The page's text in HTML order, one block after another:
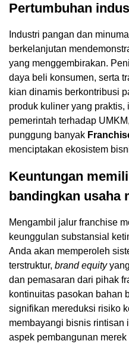
Pertumbuhan
Industri pangan dan
berkelanjutan
yang menggembirakan.
daya beli konsumen, serta
kian dinamis berkontribusi
produk kuliner yang
pemerintah terhadap
punggung banyak
menciptakan ekosistem
Keuntungan
bandingkan usaha
Mengambil jalur franchise
keunggulan substansial
Anda akan memperoleh
terstruktur, brand equity
dan pemasaran dari pihak
kontinuitas pasokan bahan
signifikan mereduksi risiko
membayangi bisnis rintisan
aspek pembangunan